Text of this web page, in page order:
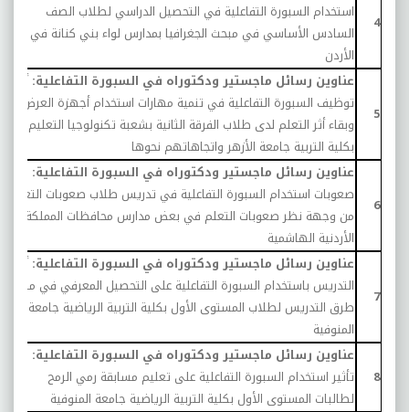
4
استخدام السبورة التفاعلية في التحصيل الدراسي لطلاب الصف
السادس الأساسي في مبحث الجغرافيا بمدارس لواء بني كنانة في
الأردن
5
عناوين رسائل ماجستير ودكتوراه في السبورة التفاعلية:أثر
توظيف السبورة التفاعلية في تنمية مهارات استخدام أجهزة العرض
وبقاء أثر التعلم لدى طلاب الفرقة الثانية بشعبة تكنولوجيا التعليم
بكلية التربية جامعة الأزهر واتجاهاتهم نحوها
6
عناوين رسائل ماجستير ودكتوراه في السبورة التفاعلية:
صعوبات استخدام السبورة التفاعلية في تدريس طلاب صعوبات التعلم
من وجهة نظر صعوبات التعلم في بعض مدارس محافظات المملكة
الأردنية الهاشمية
7
عناوين رسائل ماجستير ودكتوراه في السبورة التفاعلية:أثر
التدريس باستخدام السبورة التفاعلية على التحصيل المعرفي في مادة
طرق التدريس لطلاب المستوى الأول بكلية التربية الرياضية جامعة
المنوفية
8
عناوين رسائل ماجستير ودكتوراه في السبورة التفاعلية:
تأثير استخدام السبورة التفاعلية على تعليم مسابقة رمي الرمح
لطالبات المستوى الأول بكلية التربية الرياضية جامعة المنوفية